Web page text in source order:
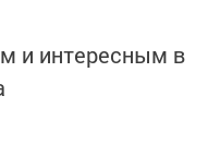
и интересным в